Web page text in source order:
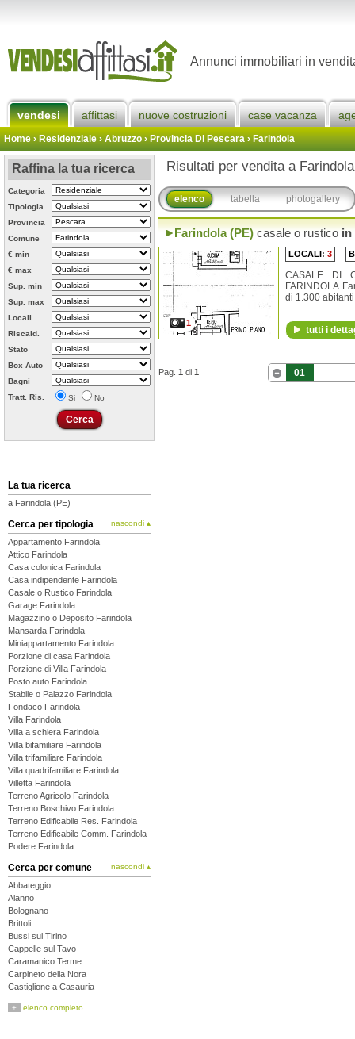
Annunci immobiliari in
vendesi affittasi nuove costruzioni case vacanza
Home› Residenziale › Abruzzo ›Provincia Di Pescara›Farindola
Raffina la tua ricerca
Categoria
Tipologia
Provincia
Comune
€ min
€ max
Sup. min
Sup. max
Locali
Riscald.
Stato
Box Auto
Bagni
Tratt. Ris.
Si No
La tua ricerca
a Farindola (PE)
Cerca per tipologia nascondi ▴
Appartamento Farindola
Attico Farindola
Casa colonica Farindola
Casa indipendente Farindola
Casale o Rustico Farindola
Garage Farindola
Magazzino o Deposito Farindola
Mansarda Farindola
Miniappartamento Farindola
Porzione di casa Farindola
Porzione di Villa Farindola
Posto auto Farindola
Stabile o Palazzo Farindola
Fondaco Farindola
Villa Farindola
Villa a schiera Farindola
Villa bifamiliare Farindola
Villa trifamiliare Farindola
Villa quadrifamiliare Farindola
Villetta Farindola
Terreno Agricolo Farindola
Terreno Boschivo Farindola
Terreno Edificabile Res. Farindola
Terreno Edificabile Comm. Farindola
Podere Farindola
Cerca per comune nascondi ▴
Abbateggio
Alanno
Bolognano
Brittoli
Bussi sul Tirino
Cappelle sul Tavo
Caramanico Terme
Carpineto della Nora
Castiglione a Casauria
Cepagatti
+ elenco completo
Risultati per vendita a
elenco tabella photogallery
Farindola (PE) casale o rustico in
LOCALI: 3
CASALE DI
FARINDOLA
di 1.300
1
tutti i
Pag. 1 di 1 01